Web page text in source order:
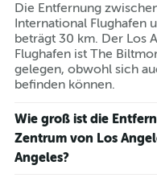
Die Entfernung
International Flughafen
beträgt 30 km. Der Los
Flughafen ist The
gelegen, obwohl sich
befinden können.
Wie groß ist die
Zentrum von Los
Angeles?